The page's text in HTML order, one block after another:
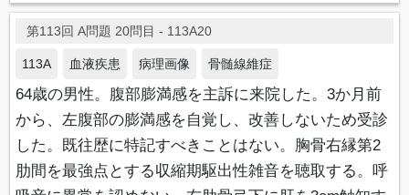
第113回 A問題 20問目 - 113A20
113A 血液疾患 病理画像 骨髄線維症
64歳の男性。腹部膨満感を主訴に来院した。3か月前
から、左腹部の膨満感を自覚し、改善しないため受診
した。既往歴に特記すべきことはない。胸骨右縁第2
肋間を最強点とする収縮期駆出性雑音を聴取する。呼